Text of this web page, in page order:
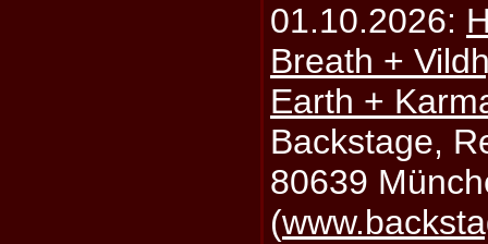
01.10.2026:
Breath +
Earth +
Backstage,
80639
(